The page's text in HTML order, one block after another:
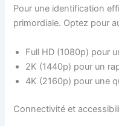
Pour une identification
primordiale. Optez pour
Full HD (1080p) pour
2K (1440p) pour un
4K (2160p) pour une
Connectivité et